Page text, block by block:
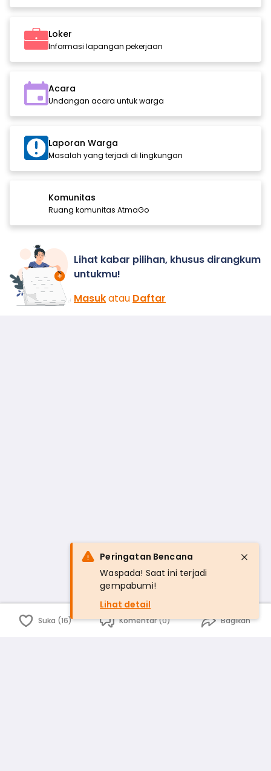
Loker
Informasi lapangan pekerjaan
Acara
Undangan acara untuk warga
Laporan Warga
Masalah yang terjadi di lingkungan
Komunitas
Ruang komunitas AtmaGo
Lihat kabar pilihan, khusus dirangkum
untukmu!
Masukatau Daftar
Suka (16) Komentar (0) Bagikan
Peringatan Bencana
Waspada! Saat ini terjadi
gempabumi!
Lihat detail